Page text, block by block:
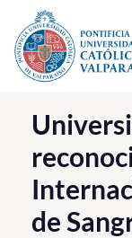
Click acá para ir
La Universidad
Investigación,
PUCV
Vinculación con
de